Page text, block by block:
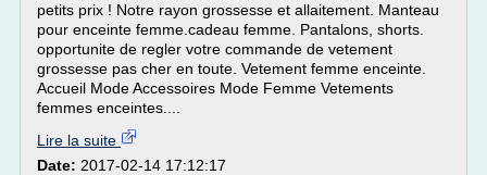
petits prix ! Notre rayon grossesse et allaitement. Manteau
pour enceinte femme.cadeau femme. Pantalons, shorts.
opportunite de regler votre commande de vetement
grossesse pas cher en toute. Vetement femme enceinte.
Accueil Mode Accessoires Mode Femme Vetements
femmes enceintes....
Lire la suite
Date: 2017-02-14 17:12:17